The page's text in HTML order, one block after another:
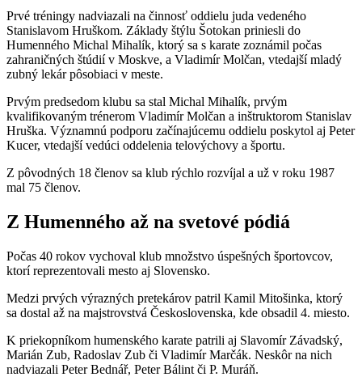
Prvé tréningy nadviazali na činnosť oddielu juda vedeného
Stanislavom Hruškom. Základy štýlu Šotokan priniesli do
Humenného Michal Mihalík, ktorý sa s karate zoznámil počas
zahraničných štúdií v Moskve, a Vladimír Molčan, vtedajší mladý
zubný lekár pôsobiaci v meste.
Prvým predsedom klubu sa stal Michal Mihalík, prvým
kvalifikovaným trénerom Vladimír Molčan a inštruktorom Stanislav
Hruška. Významnú podporu začínajúcemu oddielu poskytol aj Peter
Kucer, vtedajší vedúci oddelenia telovýchovy a športu.
Z pôvodných 18 členov sa klub rýchlo rozvíjal a už v roku 1987
mal 75 členov.
Z Humenného až na svetové pódiá
Počas 40 rokov vychoval klub množstvo úspešných športovcov,
ktorí reprezentovali mesto aj Slovensko.
Medzi prvých výrazných pretekárov patril Kamil Mitošinka, ktorý
sa dostal až na majstrovstvá Československa, kde obsadil 4. miesto.
K priekopníkom humenského karate patrili aj Slavomír Závadský,
Marián Zub, Radoslav Zub či Vladimír Marčák. Neskôr na nich
nadviazali Peter Bednář, Peter Bálint či P. Muráň.